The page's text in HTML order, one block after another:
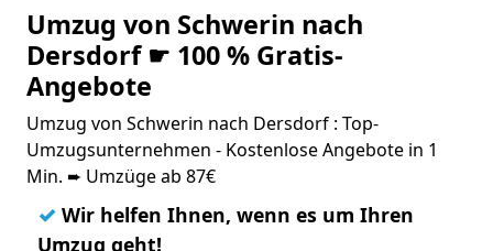
Umzug von Schwerin nach
Dersdorf ☛ 100 % Gratis-
Angebote
Umzug von Schwerin nach Dersdorf : Top-
Umzugsunternehmen - Kostenlose Angebote in 1
Min. ➨ Umzüge ab 87€
✓ Wir helfen Ihnen, wenn es um Ihren
Umzug geht!